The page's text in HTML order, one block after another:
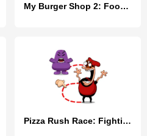
My Burger Shop 2: Food Game
Pizza Rush Race: Fighting Boss